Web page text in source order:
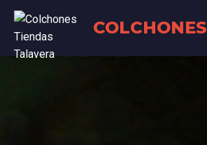
COLCHONES